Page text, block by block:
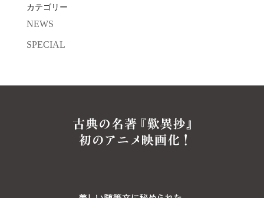
カテゴリー
NEWS
SPECIAL